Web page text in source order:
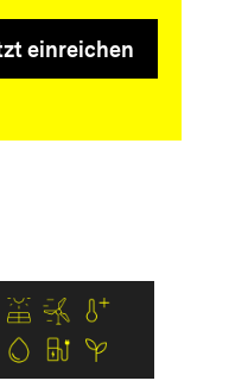
einreichen